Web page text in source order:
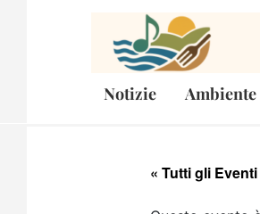
Notizie Ambiente
« Tutti gli Eventi